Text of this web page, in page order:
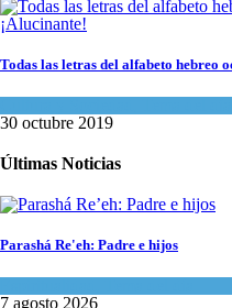
Todas las letras del alfabeto hebreo
30 octubre 2019
Últimas Noticias
Parashá Re'eh: Padre e hijos
7 agosto 2026